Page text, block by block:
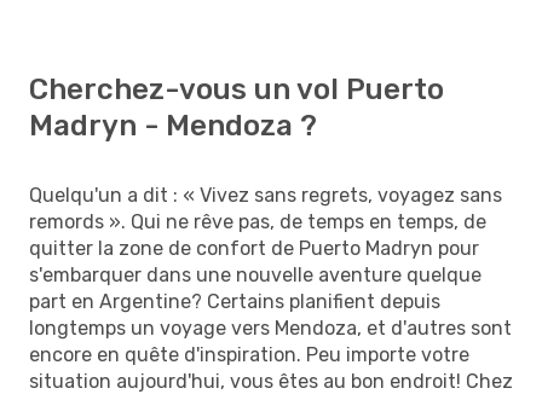
Cherchez-vous un vol Puerto
Madryn - Mendoza ?
Quelqu'un a dit : « Vivez sans regrets, voyagez sans
remords ». Qui ne rêve pas, de temps en temps, de
quitter la zone de confort de Puerto Madryn pour
s'embarquer dans une nouvelle aventure quelque
part en Argentine? Certains planifient depuis
longtemps un voyage vers Mendoza, et d'autres sont
encore en quête d'inspiration. Peu importe votre
situation aujourd'hui, vous êtes au bon endroit! Chez